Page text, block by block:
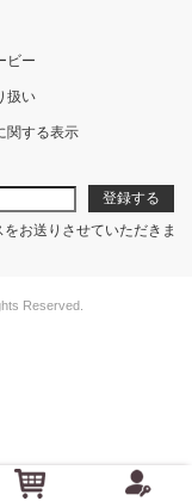
ビー
扱い
関する表示
お送りさせていただきま
Reserved.